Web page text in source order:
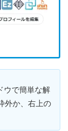
ウで簡単な解
外か、右上の